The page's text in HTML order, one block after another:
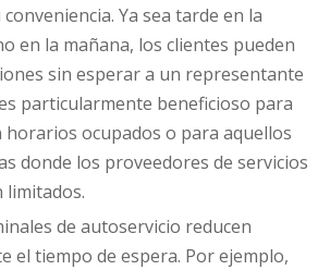
Ya sea tarde en la
en la mañana, los clientes pueden
sin esperar a un representante
particularmente beneficioso para
horarios ocupados o para aquellos
donde los proveedores de servicios
limitados.
de autoservicio reducen
el tiempo de espera. Por ejemplo,